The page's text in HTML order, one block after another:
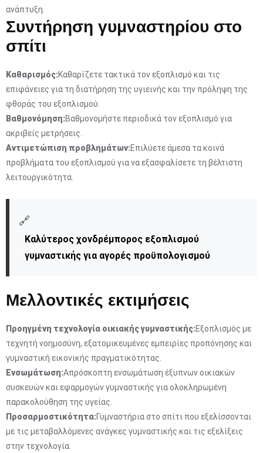
ανάπτυξη.
Συντήρηση γυμναστηρίου στο
σπίτι
Καθαρισμός:Καθαρίζετε τακτικά τον εξοπλισμό και τις
επιφάνειες για τη διατήρηση της υγιεινής και την πρόληψη της
φθοράς του εξοπλισμού.
Βαθμονόμηση:Βαθμονομήστε περιοδικά τον εξοπλισμό για
ακριβείς μετρήσεις.
Αντιμετώπιση προβλημάτων:Επιλύετε άμεσα τα κοινά
προβλήματα του εξοπλισμού για να εξασφαλίσετε τη βέλτιστη
λειτουργικότητα.
🔗
Καλύτερος χονδρέμπορος εξοπλισμού
γυμναστικής για αγορές προϋπολογισμού
Μελλοντικές εκτιμήσεις
Προηγμένη τεχνολογία οικιακής γυμναστικής:Εξοπλισμός με
τεχνητή νοημοσύνη, εξατομικευμένες εμπειρίες προπόνησης και
γυμναστική εικονικής πραγματικότητας.
Ενσωμάτωση:Απρόσκοπτη ενσωμάτωση έξυπνων οικιακών
συσκευών και εφαρμογών γυμναστικής για ολοκληρωμένη
παρακολούθηση της υγείας.
Προσαρμοστικότητα:Γυμναστήρια στο σπίτι που εξελίσσονται
με τις μεταβαλλόμενες ανάγκες γυμναστικής και τις εξελίξεις
στην τεχνολογία.